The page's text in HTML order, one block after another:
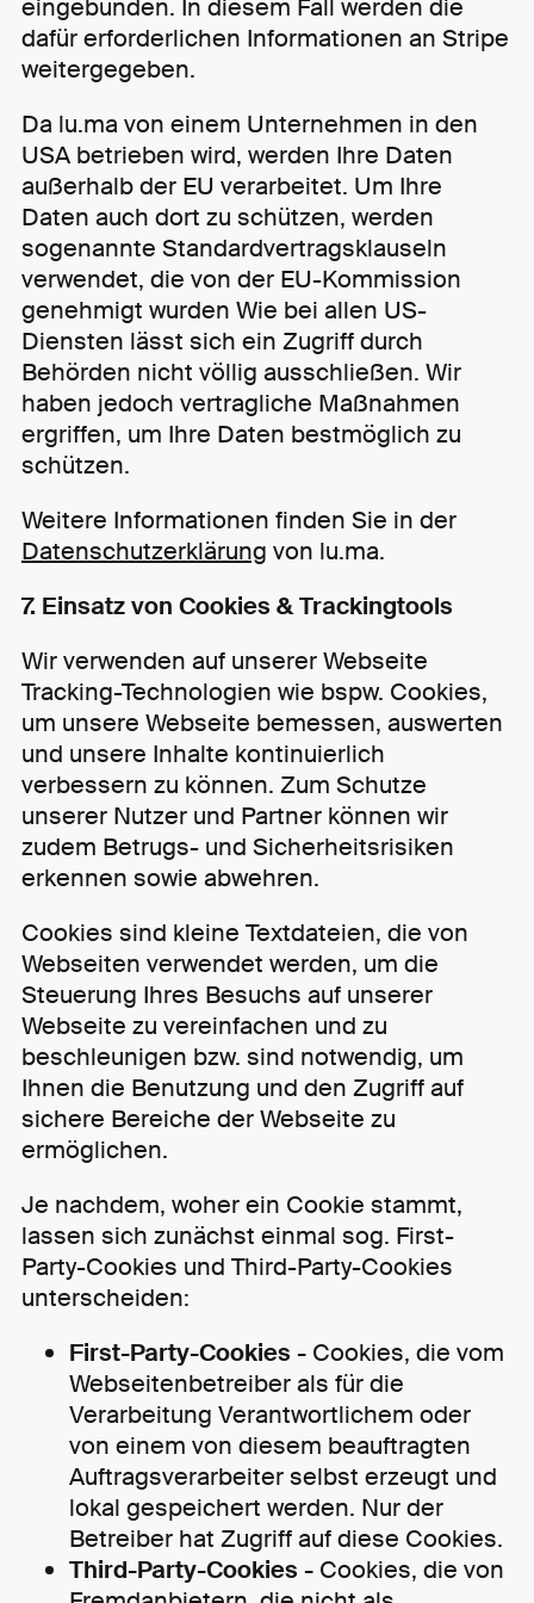
eingebunden. In diesem Fall werden die
dafür erforderlichen Informationen an Stripe
weitergegeben.
Da lu.ma von einem Unternehmen in den
USA betrieben wird, werden Ihre Daten
außerhalb der EU verarbeitet. Um Ihre
Daten auch dort zu schützen, werden
sogenannte Standardvertragsklauseln
verwendet, die von der EU-Kommission
genehmigt wurden Wie bei allen US-
Diensten lässt sich ein Zugriff durch
Behörden nicht völlig ausschließen. Wir
haben jedoch vertragliche Maßnahmen
ergriffen, um Ihre Daten bestmöglich zu
schützen.
Weitere Informationen finden Sie in der
Datenschutzerklärung von lu.ma.
7. Einsatz von Cookies & Trackingtools
Wir verwenden auf unserer Webseite
Tracking-Technologien wie bspw. Cookies,
um unsere Webseite bemessen, auswerten
und unsere Inhalte kontinuierlich
verbessern zu können. Zum Schutze
unserer Nutzer und Partner können wir
zudem Betrugs- und Sicherheitsrisiken
erkennen sowie abwehren.
Cookies sind kleine Textdateien, die von
Webseiten verwendet werden, um die
Steuerung Ihres Besuchs auf unserer
Webseite zu vereinfachen und zu
beschleunigen bzw. sind notwendig, um
Ihnen die Benutzung und den Zugriff auf
sichere Bereiche der Webseite zu
ermöglichen.
Je nachdem, woher ein Cookie stammt,
lassen sich zunächst einmal sog. First-
Party-Cookies und Third-Party-Cookies
unterscheiden:
First-Party-Cookies - Cookies, die vom
Webseitenbetreiber als für die
Verarbeitung Verantwortlichem oder
von einem von diesem beauftragten
Auftragsverarbeiter selbst erzeugt und
lokal gespeichert werden. Nur der
Betreiber hat Zugriff auf diese Cookies.
Third-Party-Cookies - Cookies, die von